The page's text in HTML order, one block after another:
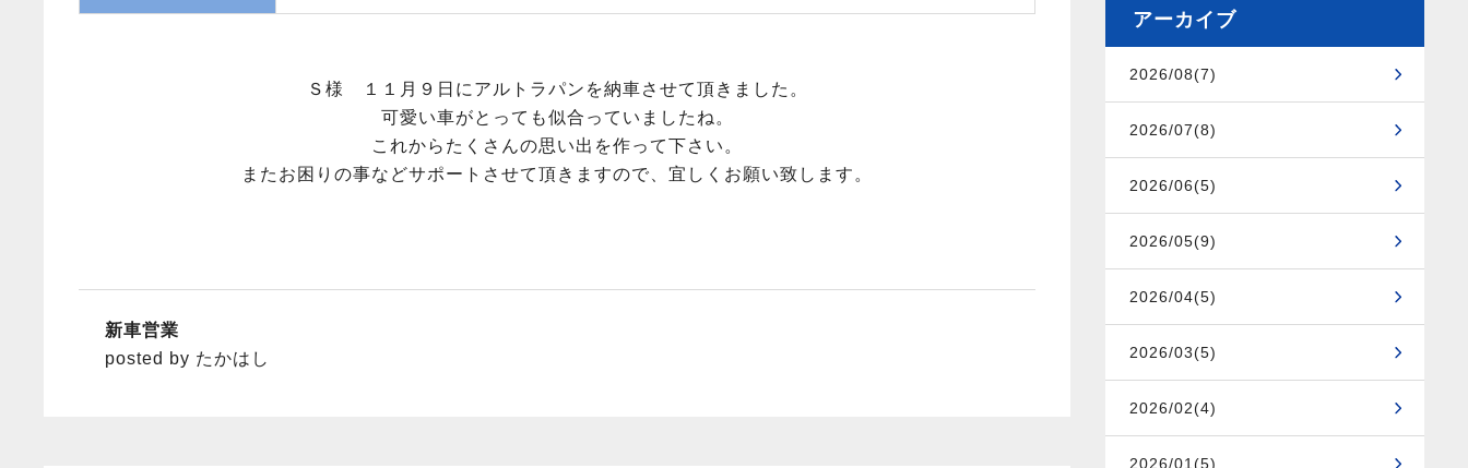
Ｓ様 １１月９日にアルトラパンを納車させて頂きました。
可愛い車がとっても似合っていましたね。
これからたくさんの思い出を作って下さい。
またお困りの事などサポートさせて頂きますので、宜しくお願い致します。
新車営業
posted by たかはし
アーカイブ
2026/08(7)
2026/07(8)
2026/06(5)
2026/05(9)
2026/04(5)
2026/03(5)
2026/02(4)
2026/01(5)